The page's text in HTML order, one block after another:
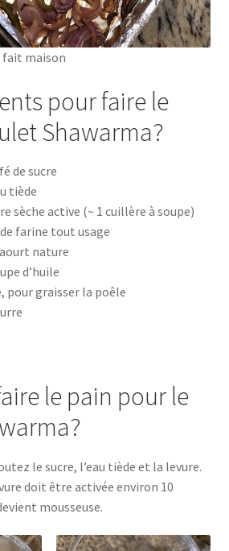
fait maison
pour faire le
Shawarma?
de sucre
tiède
sèche active (~ 1 cuillère à soupe)
farine tout usage
nature
d’huile
pour graisser la poêle
le pain pour le
le sucre, l’eau tiède et la levure.
doit être activée environ 10
mousseuse.